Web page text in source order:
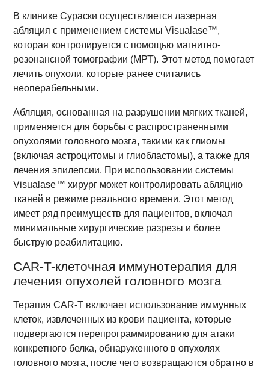
В клинике Сураски осуществляется лазерная
абляция с применением системы Visualase™,
которая контролируется с помощью магнитно-
резонансной томографии (МРТ). Этот метод помогает
лечить опухоли, которые ранее считались
неоперабельными.
Абляция, основанная на разрушении мягких тканей,
применяется для борьбы с распространенными
опухолями головного мозга, такими как глиомы
(включая астроцитомы и глиобластомы), а также для
лечения эпилепсии. При использовании системы
Visualase™ хирург может контролировать абляцию
тканей в режиме реального времени. Этот метод
имеет ряд преимуществ для пациентов, включая
минимальные хирургические разрезы и более
быструю реабилитацию.
CAR-T-клеточная иммунотерапия для
лечения опухолей головного мозга
Терапия CAR-T включает использование иммунных
клеток, извлеченных из крови пациента, которые
подвергаются перепрограммированию для атаки
конкретного белка, обнаруженного в опухолях
головного мозга, после чего возвращаются обратно в